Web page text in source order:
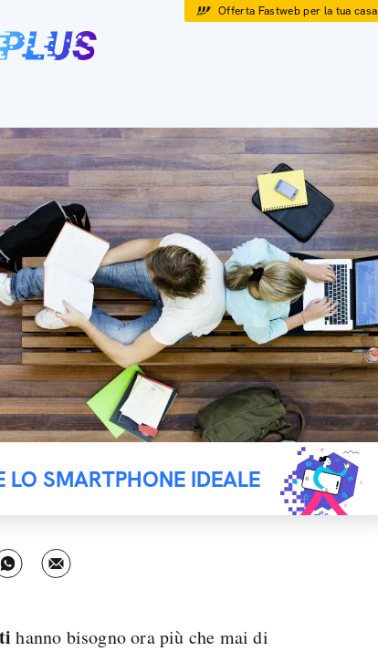
Offerta Fastweb per la tua casa
SMARTPHONE IDEALE
hanno bisogno ora più che mai di